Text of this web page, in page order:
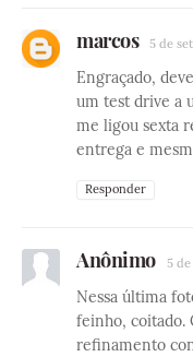
marcos 5 de
Engraçado,
um test drive a
me ligou sexta
entrega e
Responder
Anônimo 5 de
Nessa última
feinho, coitado.
refinamento